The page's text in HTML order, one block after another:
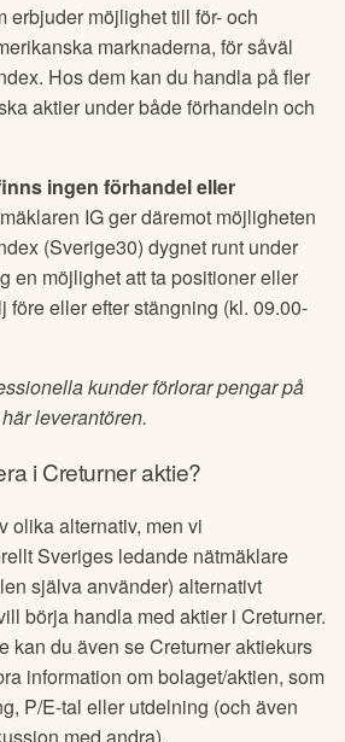
erbjuder möjlighet till för- och
marknaderna, för såväl
Hos dem kan du handla på fler
aktier under både förhandeln och
ingen förhandel eller
IG ger däremot möjligheten
(Sverige30) dygnet runt under
en möjlighet att ta positioner eller
före eller efter stängning (kl. 09.00-
kunder förlorar pengar på
leverantören.
iCreturneraktie?
olika alternativ, men vi
Sveriges ledande nätmäklare
själva använder) alternativt
börja handla med aktier iCreturner.
kan du även seCreturneraktiekurs
information om bolaget/aktien, som
P/E-tal eller utdelning (och även